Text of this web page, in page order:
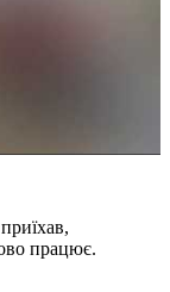
працює.